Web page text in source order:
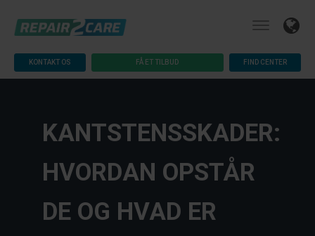
KONTAKT OS FÅ ET TILBUD FIND CENTER
KANTSTENSSKADER:
HVORDAN OPSTÅR
DE OG HVAD ER